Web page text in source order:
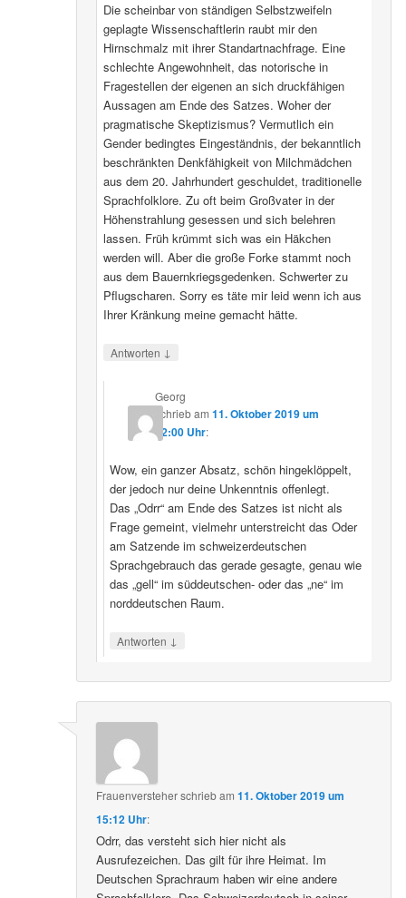
Die scheinbar von ständigen Selbstzweifeln
geplagte Wissenschaftlerin raubt mir den
Hirnschmalz mit ihrer Standartnachfrage. Eine
schlechte Angewohnheit, das notorische in
Fragestellen der eigenen an sich druckfähigen
Aussagen am Ende des Satzes. Woher der
pragmatische Skeptizismus? Vermutlich ein
Gender bedingtes Eingeständnis, der bekanntlich
beschränkten Denkfähigkeit von Milchmädchen
aus dem 20. Jahrhundert geschuldet, traditionelle
Sprachfolklore. Zu oft beim Großvater in der
Höhenstrahlung gesessen und sich belehren
lassen. Früh krümmt sich was ein Häkchen
werden will. Aber die große Forke stammt noch
aus dem Bauernkriegsgedenken. Schwerter zu
Pflugscharen. Sorry es täte mir leid wenn ich aus
Ihrer Kränkung meine gemacht hätte.
Antworten ↓
Georg
schriebam11. Oktober 2019 um
12:00 Uhr:
Wow, ein ganzer Absatz, schön hingeklöppelt,
der jedoch nur deine Unkenntnis offenlegt.
Das „Odrr“ am Ende des Satzes ist nicht als
Frage gemeint, vielmehr unterstreicht das Oder
am Satzende im schweizerdeutschen
Sprachgebrauch das gerade gesagte, genau wie
das „gell“ im süddeutschen- oder das „ne“ im
norddeutschen Raum.
Antworten ↓
Frauenversteherschriebam11. Oktober 2019 um
15:12 Uhr:
Odrr, das versteht sich hier nicht als
Ausrufezeichen. Das gilt für ihre Heimat. Im
Deutschen Sprachraum haben wir eine andere